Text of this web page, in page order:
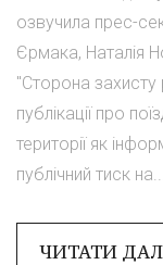
озвучила прес-
Єрмака, Наталія
"Сторона
публікації про
території як
публічний тиск на...
ЧИТАТИ